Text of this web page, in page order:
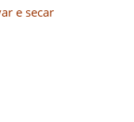
e secar